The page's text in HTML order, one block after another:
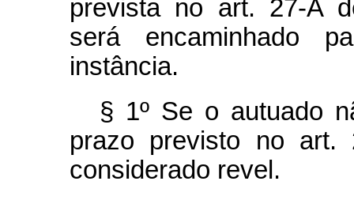
prevista no art. 27-A
será encaminhado
instância.
§ 1º Se o autuado
prazo previsto no art.
considerado revel.